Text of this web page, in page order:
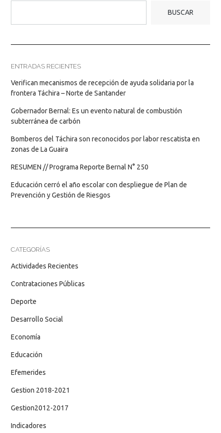
BUSCAR
ENTRADAS RECIENTES
Verifican mecanismos de recepción de ayuda solidaria por la
frontera Táchira – Norte de Santander
Gobernador Bernal: Es un evento natural de combustión
subterránea de carbón
Bomberos del Táchira son reconocidos por labor rescatista en
zonas de La Guaira
RESUMEN // Programa Reporte Bernal N° 250
Educación cerró el año escolar con despliegue de Plan de
Prevención y Gestión de Riesgos
CATEGORÍAS
Actividades Recientes
Contrataciones Públicas
Deporte
Desarrollo Social
Economía
Educación
Efemerides
Gestion 2018-2021
Gestion2012-2017
Indicadores